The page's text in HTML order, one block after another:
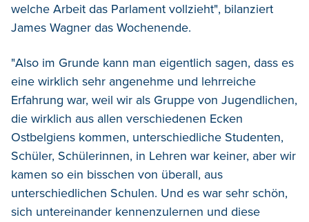
welche Arbeit das Parlament vollzieht", bilanziert
James Wagner das Wochenende.
"Also im Grunde kann man eigentlich sagen, dass es
eine wirklich sehr angenehme und lehrreiche
Erfahrung war, weil wir als Gruppe von Jugendlichen,
die wirklich aus allen verschiedenen Ecken
Ostbelgiens kommen, unterschiedliche Studenten,
Schüler, Schülerinnen, in Lehren war keiner, aber wir
kamen so ein bisschen von überall, aus
unterschiedlichen Schulen. Und es war sehr schön,
sich untereinander kennenzulernen und diese